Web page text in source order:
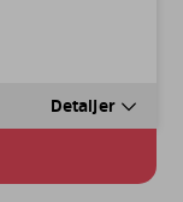
Detaljer